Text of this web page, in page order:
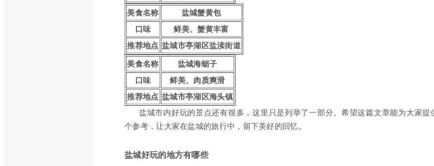
美食名称
盐城蟹黄包
口味
鲜美、蟹黄丰富
推荐地点 盐城市亭湖区盐渎街道
美食名称
盐城海蛎子
口味
鲜美、肉质爽滑
推荐地点 盐城市亭湖区海头镇
盐城市内好玩的景点还有很多，这里只是列举了一部分。希望这篇文章能为大家提
个参考，让大家在盐城的旅行中，留下美好的回忆。
盐城好玩的地方有哪些